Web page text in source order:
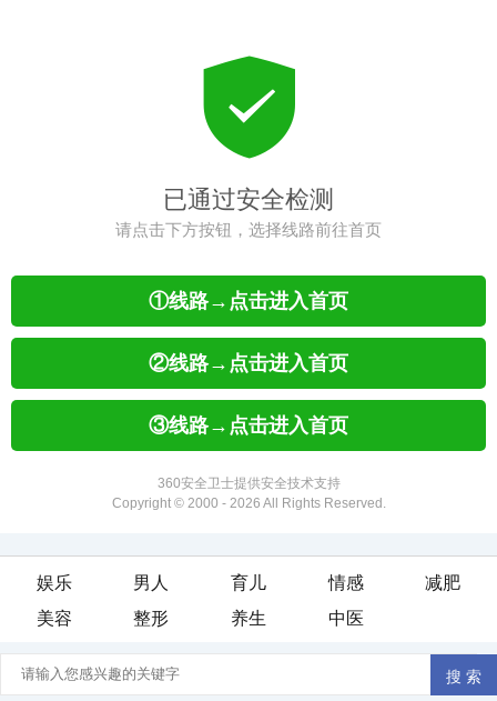
已通过安全检测
请点击下方按钮，选择线路前往首页
①线路→点击进入首页
②线路→点击进入首页
③线路→点击进入首页
360安全卫士提供安全技术支持
Copyright © 2000 - 2026 All Rights Reserved.
娱乐 男人 育儿 情感
减肥
美容
整形 养生 中医